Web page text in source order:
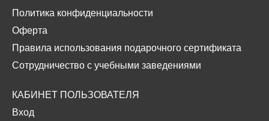
Политика конфиденциальности
Оферта
Правила использования подарочного сертификата
Сотрудничество с учебными заведениями
КАБИНЕТ ПОЛЬЗОВАТЕЛЯ
Вход